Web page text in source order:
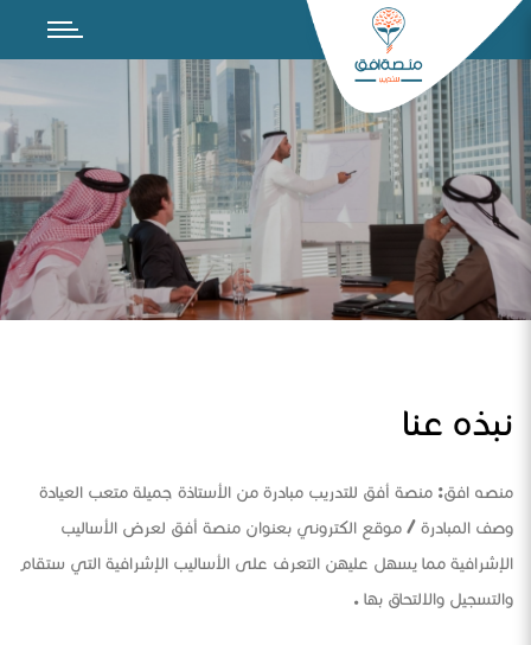
نبذه عنا
منصه افق: منصة أفق للتدريب مبادرة من الأستاذة جميلة متعب العيادة
وصف المبادرة / موقع الكتروني بعنوان منصة أفق لعرض الأساليب
الإشرافية مما يسهل عليهن التعرف على الأساليب الإشرافية التي ستقام
والتسجيل والالتحاق بها .